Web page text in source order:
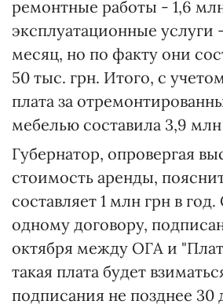
ремонтные работы - 1,6
эксплуатационные услуги
месяц, но по факту они
50 тыс. грн. Итого, с
плата за
мебелью составила 3,9
Губернатор, опровергая
стоимость аренды,
составляет 1 млн грн в
одному договору,
октября между ОГА и
такая плата будет
подписания не позднее 30